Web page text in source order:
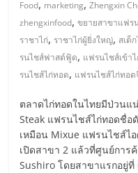
มอี
ไทย,
SMEs,
แฟ
รน
Food, marketing,Zhengxin
zhengxinfood,ขยายสาขาแฟร
ราชาไก่, ราชาไก่ผู้ยิ่งใหญ่, สเต็
รนไชส์ฟาสต์ฟู้ด, แฟรนไชส์เข้า
รนไชส์ไก่ทอด, แฟรนไชส์ไก่ทอ
ตลาดไก่ทอดในไทยมีป่วนแ
Steak แฟรนไชส์ไก่ทอดชื่อ
เหมือน Mixue แฟรนไชส์ไ
เปิดสาขา 2 แล้วที่ศูนย์การ
Sushiro โดยสาขาแรกอยู่ที่